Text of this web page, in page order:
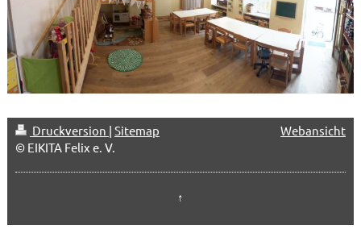
Druckversion | Sitemap
© EIKITA Felix e. V.
Webansicht
↑